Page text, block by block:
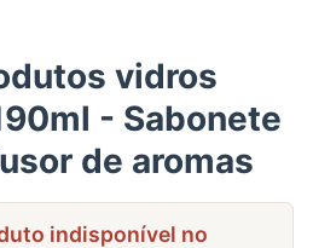
vidros
- Sabonete
de aromas
indisponível no